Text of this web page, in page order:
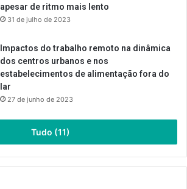
apesar de ritmo mais lento
31 de julho de 2023
Impactos do trabalho remoto na dinâmica
dos centros urbanos e nos
estabelecimentos de alimentação fora do
lar
27 de junho de 2023
Tudo (11)